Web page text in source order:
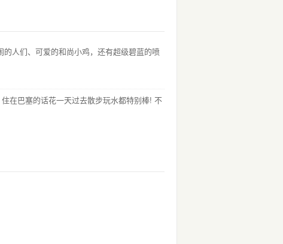
人们、可爱的和尚小鸡，还有超级碧蓝的喷
在巴塞的话花一天过去散步玩水都特别棒! 不